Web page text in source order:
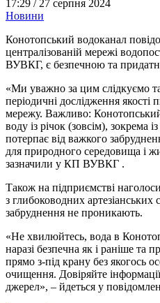
17:29 / 27 серпня 2024
Новини
Конотопський водоканал
централізованій мережі
ВУВКГ, є безпечною та
«Ми уважно за цим слідкуємо
періодичні дослідження якості
мережу. Важливо:
воду із річок (зовсім), зокрема
потерпає від важкого
для природного середовища і
зазначили у КП ВУВКГ .
Також на підприємстві
з глибоководних артезіанських
забруднення не проникають.
«Не хвилюйтесь, вода в
наразі безпечна як і раніше та
прямо з-під крану без якогось
очищення. Довіряйте
джерел», – йдеться у